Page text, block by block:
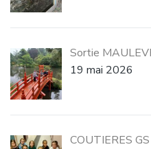
Sortie
19 mai 2026
COUTIERES GS